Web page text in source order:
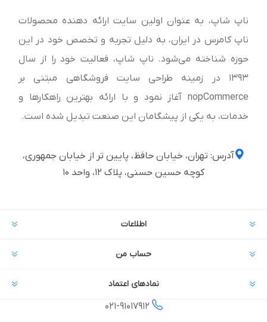
ناپ شاپ، به عنوان اولین سایت ارائه‌ دهنده محصولات
ناپ کامرس در ایران، به دلیل تجربه و تخصص خود در این
حوزه شناخته می‌شود. ناپ شاپ، فعالیت خود را از سال
1393 در زمینه طراحی سایت فروشگاهی مبتنی بر
nopCommerce آغاز نمود و با ارائه بهترین راهکارها و
خدمات، به یکی از پیشگامان این صنعت تبدیل شده است.
آدرس: تهران، خیابان حافظ، پایین تر از خیابان جمهوری،
کوچه حسین حسنی، پلاک ۱۲، واحد ۱۰
اطلاعات
حساب من
نمادهای اعتماد
021-91017912